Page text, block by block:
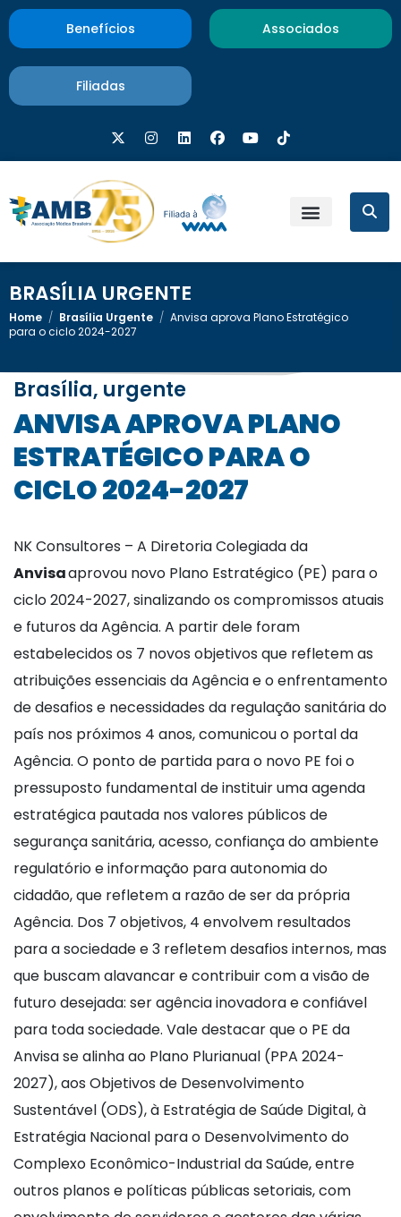
Benefícios Associados
Filiadas
BRASÍLIA URGENTE
Home / Brasília Urgente / Anvisa aprova Plano Estratégico
para o ciclo 2024-2027
Brasília, urgente
ANVISA APROVA PLANO
ESTRATÉGICO PARA O
CICLO 2024-2027
NK Consultores – A Diretoria Colegiada da
Anvisaaprovou novo Plano Estratégico (PE) para o
ciclo 2024-2027, sinalizando os compromissos atuais
e futuros da Agência. A partir dele foram
estabelecidos os 7 novos objetivos que refletem as
atribuições essenciais da Agência e o enfrentamento
de desafios e necessidades da regulação sanitária do
país nos próximos 4 anos, comunicou o portal da
Agência. O ponto de partida para o novo PE foi o
pressuposto fundamental de instituir uma agenda
estratégica pautada nos valores públicos de
segurança sanitária, acesso, confiança do ambiente
regulatório e informação para autonomia do
cidadão, que refletem a razão de ser da própria
Agência. Dos 7 objetivos, 4 envolvem resultados
para a sociedade e 3 refletem desafios internos, mas
que buscam alavancar e contribuir com a visão de
futuro desejada: ser agência inovadora e confiável
para toda sociedade. Vale destacar que o PE da
Anvisa se alinha ao Plano Plurianual (PPA 2024-
2027), aos Objetivos de Desenvolvimento
Sustentável (ODS), à Estratégia de Saúde Digital, à
Estratégia Nacional para o Desenvolvimento do
Complexo Econômico-Industrial da Saúde, entre
outros planos e políticas públicas setoriais, com